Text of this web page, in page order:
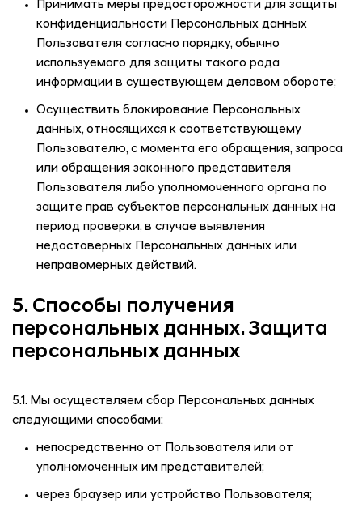
Принимать меры предосторожности для защиты
конфиденциальности Персональных данных
Пользователя согласно порядку, обычно
используемого для защиты такого рода
информации в существующем деловом обороте;
Осуществить блокирование Персональных
данных, относящихся к соответствующему
Пользователю, с момента его обращения, запроса
или обращения законного представителя
Пользователя либо уполномоченного органа по
защите прав субъектов персональных данных на
период проверки, в случае выявления
недостоверных Персональных данных или
неправомерных действий.
5. Способы получения
персональных данных. Защита
персональных данных
5.1. Мы осуществляем сбор Персональных данных
следующими способами:
непосредственно от Пользователя или от
уполномоченных им представителей;
через браузер или устройство Пользователя;